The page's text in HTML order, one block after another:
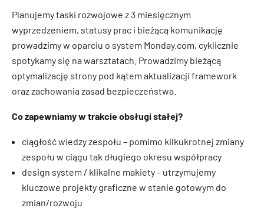
Planujemy taski rozwojowe z 3 miesięcznym
wyprzedzeniem, statusy prac i bieżącą komunikację
prowadzimy w oparciu o system Monday.com, cyklicznie
spotykamy się na warsztatach. Prowadzimy bieżącą
optymalizację strony pod kątem aktualizacji framework
oraz zachowania zasad bezpieczeństwa.
Co zapewniamy w trakcie obsługi stałej?
ciągłość wiedzy zespołu – pomimo kilkukrotnej zmiany
zespołu w ciągu tak długiego okresu współpracy
design system / klikalne makiety – utrzymujemy
kluczowe projekty graficzne w stanie gotowym do
zmian/rozwoju